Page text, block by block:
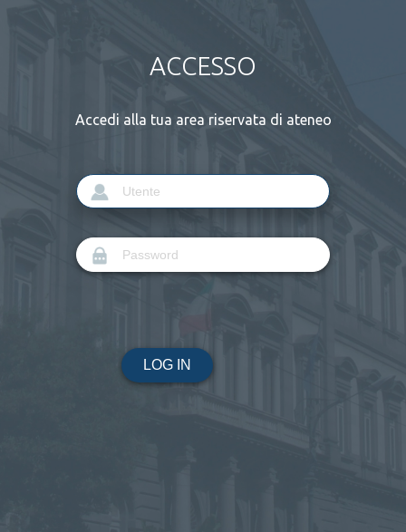
ACCESSO
Accedi alla tua area riservata di ateneo